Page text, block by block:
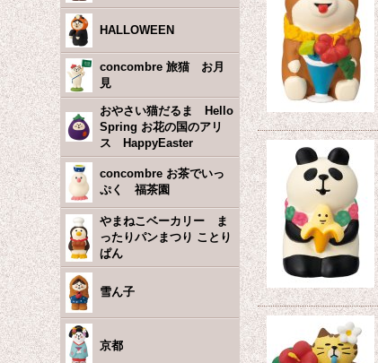
HALLOWEEN
concombre 旅猫 お月
見
おやさい猫だるま Hello
Spring お花の国のアリ
ス HappyEaster
concombre お茶でいっ
ぷく 福茶園
やまねこベーカリー ま
ったりパンまつり ことり
ぱん
雪ん子
京都